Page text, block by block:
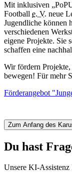
Mit inklusiven
Football e. V. neue
Jugendliche können
verschiedenen
eigene Projekte. Sie
schaffen eine
Wir fördern
bewegen! Für mehr
Förderangebot
Zum Anfang des
Du hast
Unsere KI-